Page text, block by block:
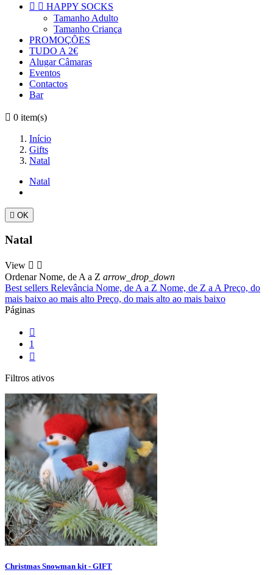
  HAPPY SOCKS
Tamanho Adulto
Tamanho Criança
PROMOÇÕES
TUDO A 2€
Alugar Câmaras
Eventos
Contactos
Bar
 0 item(s)
Início
Gifts
Natal
Natal
 OK
Natal
View  
Ordenar Nome, de A a Z arrow_drop_down
Best sellers Relevância Nome, de A a Z Nome, de Z a A Preço, do
mais baixo ao mais alto Preço, do mais alto ao mais baixo
Páginas

1

Filtros ativos
Christmas Snowman kit - GIFT